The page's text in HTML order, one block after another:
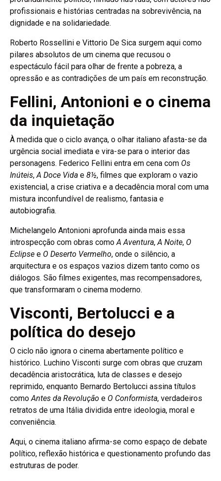
profissionais e histórias centradas na sobrevivência, na
dignidade e na solidariedade.
Roberto Rossellini e Vittorio De Sica surgem aqui como
pilares absolutos de um cinema que recusou o
espectáculo fácil para olhar de frente a pobreza, a
opressão e as contradições de um país em reconstrução.
Fellini, Antonioni e o cinema
da inquietação
À medida que o ciclo avança, o olhar italiano afasta-se da
urgência social imediata e vira-se para o interior das
personagens. Federico Fellini entra em cena com Os
Inúteis,A Doce Vida e 8½, filmes que exploram o vazio
existencial, a crise criativa e a decadência moral com uma
mistura inconfundível de realismo, fantasia e
autobiografia.
Michelangelo Antonioni aprofunda ainda mais essa
introspecção com obras comoA Aventura,A Noite, O
Eclipse e O Deserto Vermelho, onde o silêncio, a
arquitectura e os espaços vazios dizem tanto como os
diálogos. São filmes exigentes, mas recompensadores,
que transformaram o cinema moderno.
Visconti, Bertolucci e a
política do desejo
O ciclo não ignora o cinema abertamente político e
histórico. Luchino Visconti surge com obras que cruzam
decadência aristocrática, luta de classes e desejo
reprimido, enquanto Bernardo Bertolucci assina títulos
comoAntes da Revolução e O Conformista, verdadeiros
retratos de uma Itália dividida entre ideologia, moral e
conveniência.
Aqui, o cinema italiano afirma-se como espaço de debate
político, reflexão histórica e questionamento profundo das
estruturas de poder.